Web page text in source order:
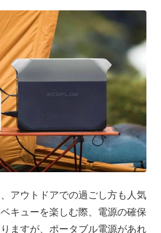
アウトドアでの過ごし方も人気
キューを楽しむ際、電源の確保
ますが、ポータブル電源があれ